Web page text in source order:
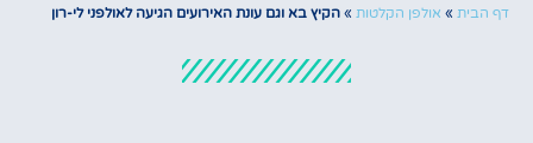
הבית »אולפן הקלטות»הקיץ בא וגם עונת האירועים הגיעה לאולפני לי-רון